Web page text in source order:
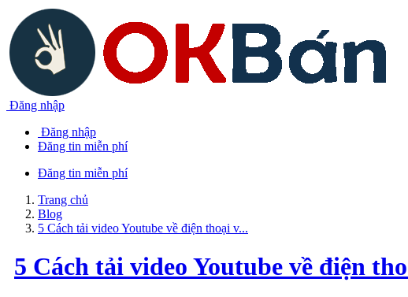
Đăng nhập
Đăng nhập
Đăng tin miễn phí
Đăng tin miễn phí
Trang chủ
Blog
5 Cách tải video Youtube về điện thoại v...
5 Cách tải video Youtube về điện